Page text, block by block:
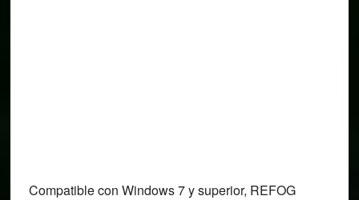
Compatible con Windows 7 y superior, REFOG